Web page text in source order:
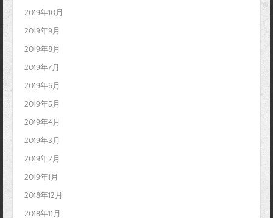
2019年10月
2019年9月
2019年8月
2019年7月
2019年6月
2019年5月
2019年4月
2019年3月
2019年2月
2019年1月
2018年12月
2018年11月